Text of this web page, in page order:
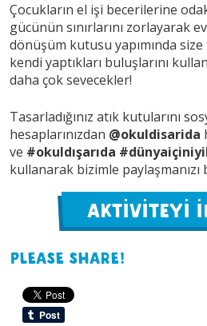
Çocukların el işi becerilerine
gücünün sınırlarını zorlayarak
dönüşüm kutusu yapımında
kendi yaptıkları buluşlarını
daha çok sevecekler!
Tasarladığınız atık kutularını
hesaplarınızdan @okuldisarida
ve #okuldışarıda
kullanarak bizimle paylaşmanızı
AKTİVİTEYİ
Please share!